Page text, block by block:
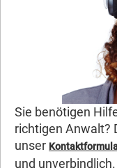
Sie benötigen
richtigen Anwalt?
unser
und unverbindlich.